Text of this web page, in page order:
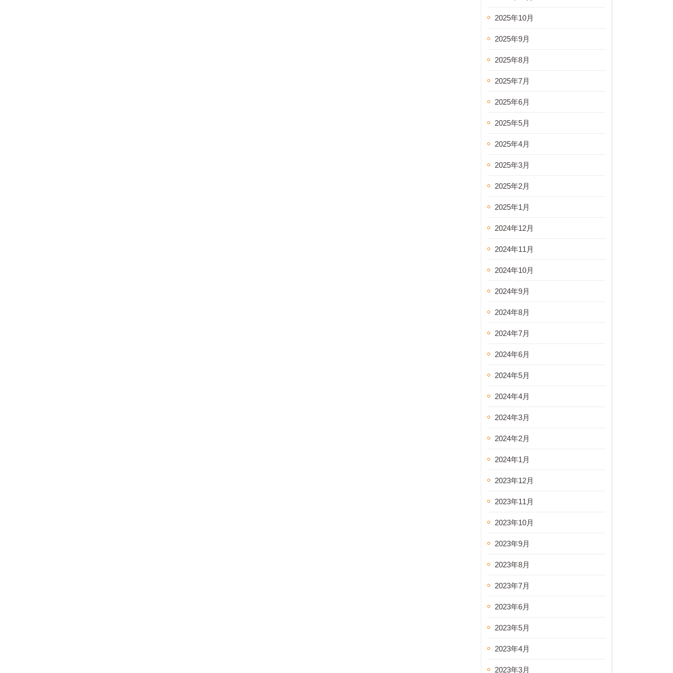
2025年10月
2025年9月
2025年8月
2025年7月
2025年6月
2025年5月
2025年4月
2025年3月
2025年2月
2025年1月
2024年12月
2024年11月
2024年10月
2024年9月
2024年8月
2024年7月
2024年6月
2024年5月
2024年4月
2024年3月
2024年2月
2024年1月
2023年12月
2023年11月
2023年10月
2023年9月
2023年8月
2023年7月
2023年6月
2023年5月
2023年4月
2023年3月